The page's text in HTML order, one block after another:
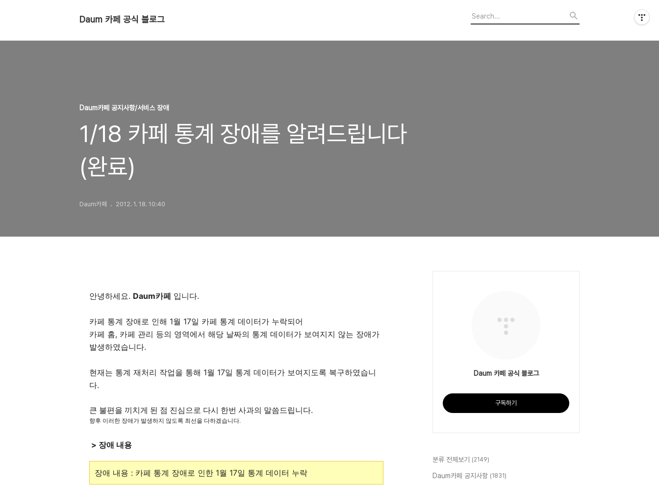
Daum 카페 공식 블로그
Daum카페 공지사항/서비스 장애
1/18 카페 통계 장애를 알려드립니다
(완료)
Daum카페 2012. 1. 18. 10:40
안녕하세요. Daum카페 입니다.
카페 통계 장애로 인해 1월 17일 카페 통계 데이터가 누락되어
카페 홈, 카페 관리 등의 영역에서 해당 날짜의 통계 데이터가 보여지지 않는 장애가
발생하였습니다.
현재는 통계 재처리 작업을 통해 1월 17일 통계 데이터가 보여지도록 복구하였습니
다.
큰 불편을 끼치게 된 점 진심으로 다시 한번 사과의 말씀드립니다.
향후 이러한 장애가 발생하지 않도록 최선을 다하겠습니다.
> 장애 내용
장애 내용 : 카페 통계 장애로 인한 1월 17일 통계 데이터 누락
Daum 카페 공식 블로그
구독하기
분류 전체보기 (2149)
Daum카페 공지사항 (1831)